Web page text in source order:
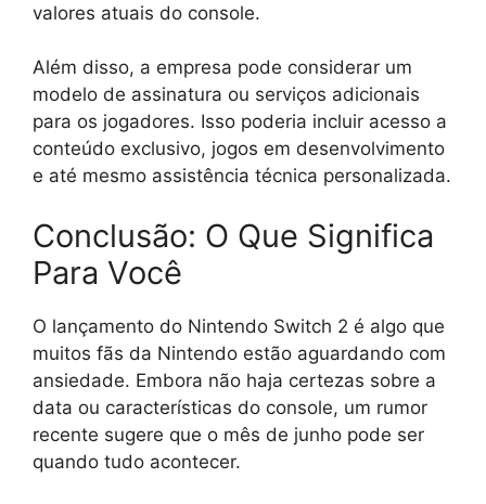
valores atuais do console.
Além disso, a empresa pode considerar um
modelo de assinatura ou serviços adicionais
para os jogadores. Isso poderia incluir acesso a
conteúdo exclusivo, jogos em desenvolvimento
e até mesmo assistência técnica personalizada.
Conclusão: O Que Significa
Para Você
O lançamento do Nintendo Switch 2 é algo que
muitos fãs da Nintendo estão aguardando com
ansiedade. Embora não haja certezas sobre a
data ou características do console, um rumor
recente sugere que o mês de junho pode ser
quando tudo acontecer.